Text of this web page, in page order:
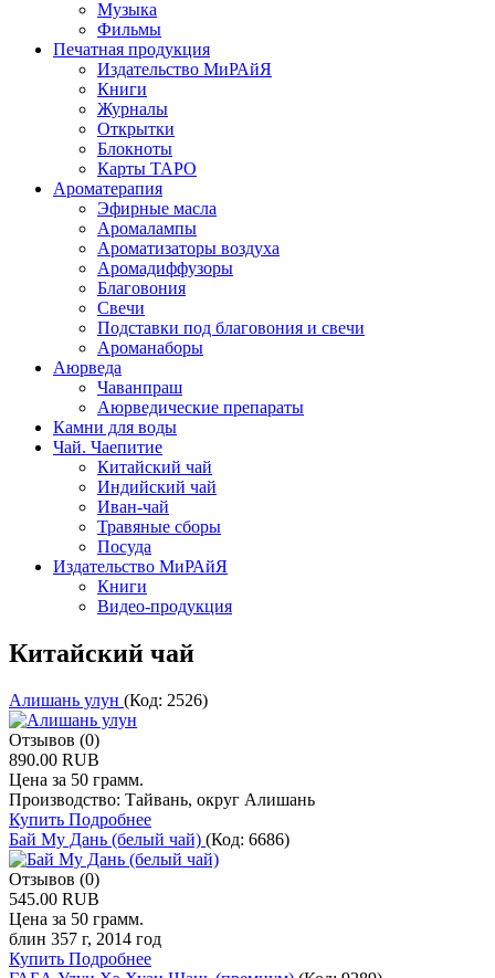
Музыка
Фильмы
Печатная продукция
Издательство МиРАйЯ
Книги
Журналы
Открытки
Блокноты
Карты ТАРО
Ароматерапия
Эфирные масла
Аромалампы
Ароматизаторы воздуха
Аромадиффузоры
Благовония
Свечи
Подставки под благовония и свечи
Ароманаборы
Аюрведа
Чаванпраш
Аюрведические препараты
Камни для воды
Чай. Чаепитие
Китайский чай
Индийский чай
Иван-чай
Травяные сборы
Посуда
Издательство МиРАйЯ
Книги
Видео-продукция
Китайский чай
Алишань улун (Код: 2526)
Отзывов (0)
890.00 RUB
Цена за 50 грамм.
Производство: Тайвань, округ Алишань
Купить Подробнее
Бай Му Дань (белый чай) (Код: 6686)
Отзывов (0)
545.00 RUB
Цена за 50 грамм.
блин 357 г, 2014 год
Купить Подробнее